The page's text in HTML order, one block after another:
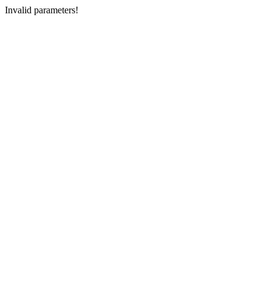
Invalid parameters!